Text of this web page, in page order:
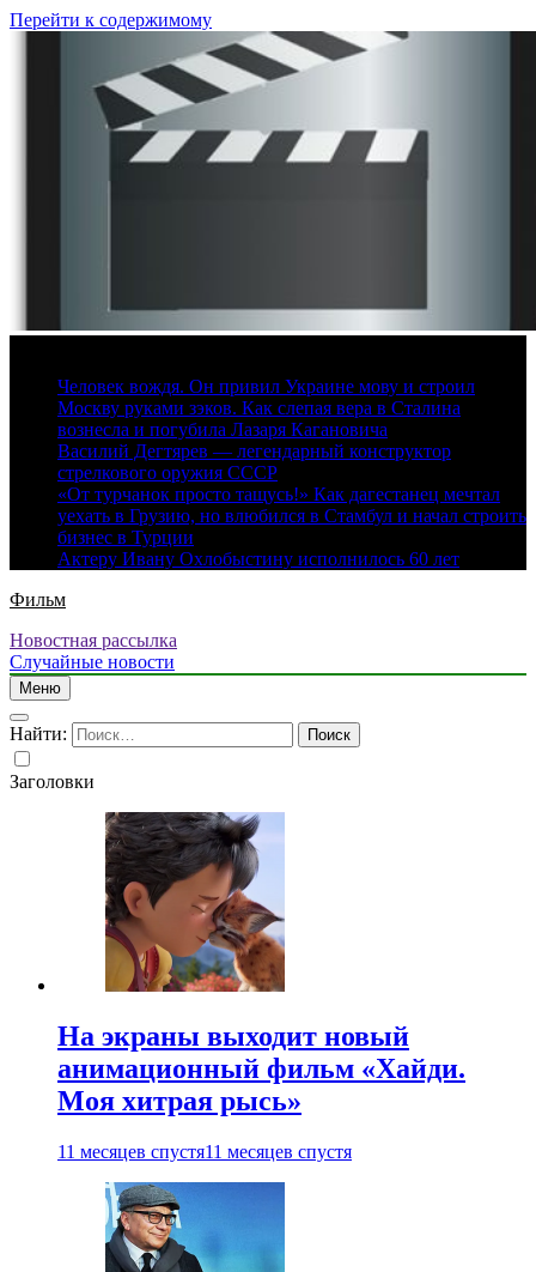
Перейти к содержимому
Человек вождя. Он привил Украине мову и строил
Москву руками зэков. Как слепая вера в Сталина
вознесла и погубила Лазаря Кагановича
Василий Дегтярев — легендарный конструктор
стрелкового оружия СССР
«От турчанок просто тащусь!» Как дагестанец мечтал
уехать в Грузию, но влюбился в Стамбул и начал строить
бизнес в Турции
Актеру Ивану Охлобыстину исполнилось 60 лет
Фильм
Новостная рассылка
Случайные новости
Меню
Найти:
Заголовки
На экраны выходит новый
анимационный фильм «Хайди.
Моя хитрая рысь»
11 месяцев спустя11 месяцев спустя